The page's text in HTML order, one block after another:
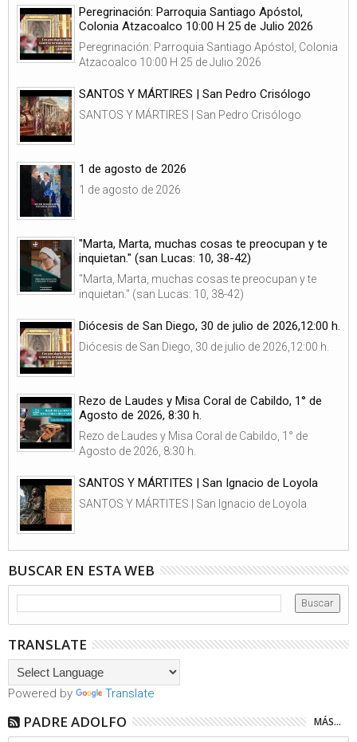
Peregrinación: Parroquia Santiago Apóstol,
Colonia Atzacoalco 10:00 H 25 de Julio 2026
Peregrinación: Parroquia Santiago Apóstol, Colonia
Atzacoalco 10:00 H 25 de Julio 2026
SANTOS Y MÁRTIRES | San Pedro Crisólogo
SANTOS Y MÁRTIRES | San Pedro Crisólogo
1 de agosto de 2026
1 de agosto de 2026
"Marta, Marta, muchas cosas te preocupan y te
inquietan." (san Lucas: 10, 38-42)
"Marta, Marta, muchas cosas te preocupan y te
inquietan." (san Lucas: 10, 38-42)
Diócesis de San Diego, 30 de julio de 2026,12:00 h.
Diócesis de San Diego, 30 de julio de 2026,12:00 h.
Rezo de Laudes y Misa Coral de Cabildo, 1° de
Agosto de 2026, 8:30 h.
Rezo de Laudes y Misa Coral de Cabildo, 1° de
Agosto de 2026, 8:30 h.
SANTOS Y MÁRTITES | San Ignacio de Loyola
SANTOS Y MÁRTITES | San Ignacio de Loyola
BUSCAR EN ESTA WEB
TRANSLATE
Powered by Translate
PADRE ADOLFO MÁS...